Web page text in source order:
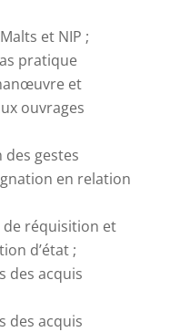
et NIP ;
pratique
et
ouvrages
des gestes
en relation
de réquisition et
d’état ;
des acquis
des acquis